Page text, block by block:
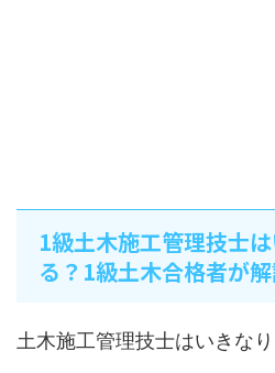
1級土木施工管理技士
る？1級土木合格者が
土木施工管理技士はいきなり